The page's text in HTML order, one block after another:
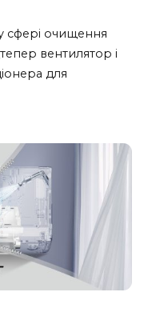
сфері очищення
вентилятор і
для